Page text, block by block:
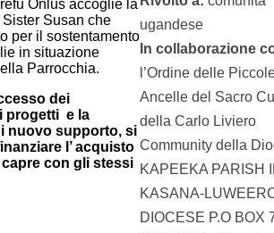
Onlus accoglie la
Susan che
per il sostentamento
in situazione
Parrocchia.
dei
progetti e la
nuovo supporto, si
l’ acquisto
con gli stessi
ugandese
In collaborazione
l’Ordine delle
Ancelle del Sacro
della Carlo Liviero
Community della
KAPEEKA PARISH
KASANA-
DIOCESE P.O BOX